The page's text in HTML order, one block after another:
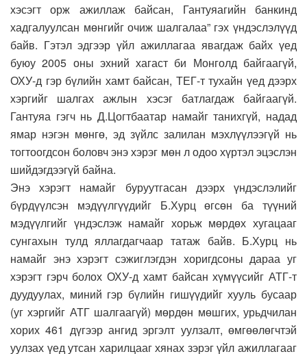
хэсэгт орж ажиллаж байсан, Гантуяагийн банкинд
хадгалуулсан мөнгийг очиж шалгалаа” гэх үндэслэлүүд
байв. Гэтэл эдгээр үйл ажиллагаа явагдаж байх үед
буюу 2005 оны эхний хагаст би Монголд байгаагүй,
ОХУ-д гэр бүлийн хамт байсан, ТЕГ-т тухайн үед дээрх
хэргийг шалгах ажлын хэсэг батлагдаж байгаагүй.
Гантуяа гэгч нь Д.Цогтбаатар намайг танихгүй, надад
ямар нэгэн мөнгө, эд зүйлс залилан мэхлүүлээгүй нь
тогтоогдсон боловч энэ хэрэг мөн л одоо хүртэл эцэслэн
шийдэгдээгүй байна.
Энэ хэрэгт намайг буруутгасан дээрх үндэслэлийг
бүрдүүлсэн мэдүүлгүүдийг Б.Хурц өгсөн ба түүний
мэдүүлгийг үндэслэж намайг хорьж мөрдөх хугацааг
сунгахын тулд яллагдагчаар татаж байв. Б.Хурц нь
намайг энэ хэрэгт сэжиглэгдэн хоригдсоны дараа уг
хэрэгт гэрч болох ОХУ-д хамт байсан хүмүүсийг АТГ-т
дуудуулах, миний гэр бүлийн гишүүдийг хууль бусаар
(уг хэргийг АТГ шалгаагүй) мөрдөн мөшгих, урьдчилан
хорих 461 дүгээр ангид эргэлт уулзалт, өмгөөлөгчтэй
уулзах үед утсан харилцааг хянах зэрэг үйл ажиллагааг